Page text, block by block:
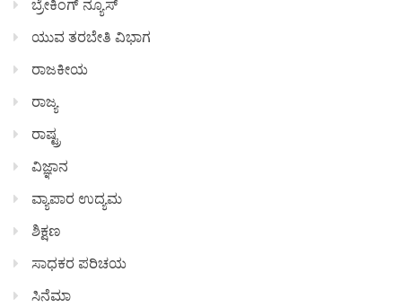
ಬ್ರೇಕಿಂಗ್ ನ್ಯೂಸ್
ಯುವ ತರಬೇತಿ ವಿಭಾಗ
ರಾಜಕೀಯ
ರಾಜ್ಯ
ರಾಷ್ಟ್ರ
ವಿಜ್ಞಾನ
ವ್ಯಾಪಾರ ಉದ್ಯಮ
ಶಿಕ್ಷಣ
ಸಾಧಕರ ಪರಿಚಯ
ಸಿನೆಮಾ